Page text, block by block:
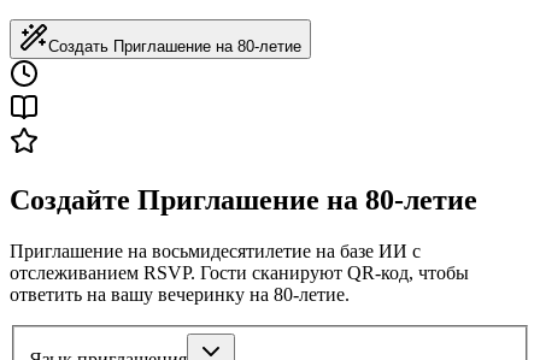
Создать Приглашение на 80-летие
Создайте Приглашение на 80-летие
Приглашение на восьмидесятилетие на базе ИИ с
отслеживанием RSVP. Гости сканируют QR-код, чтобы
ответить на вашу вечеринку на 80-летие.